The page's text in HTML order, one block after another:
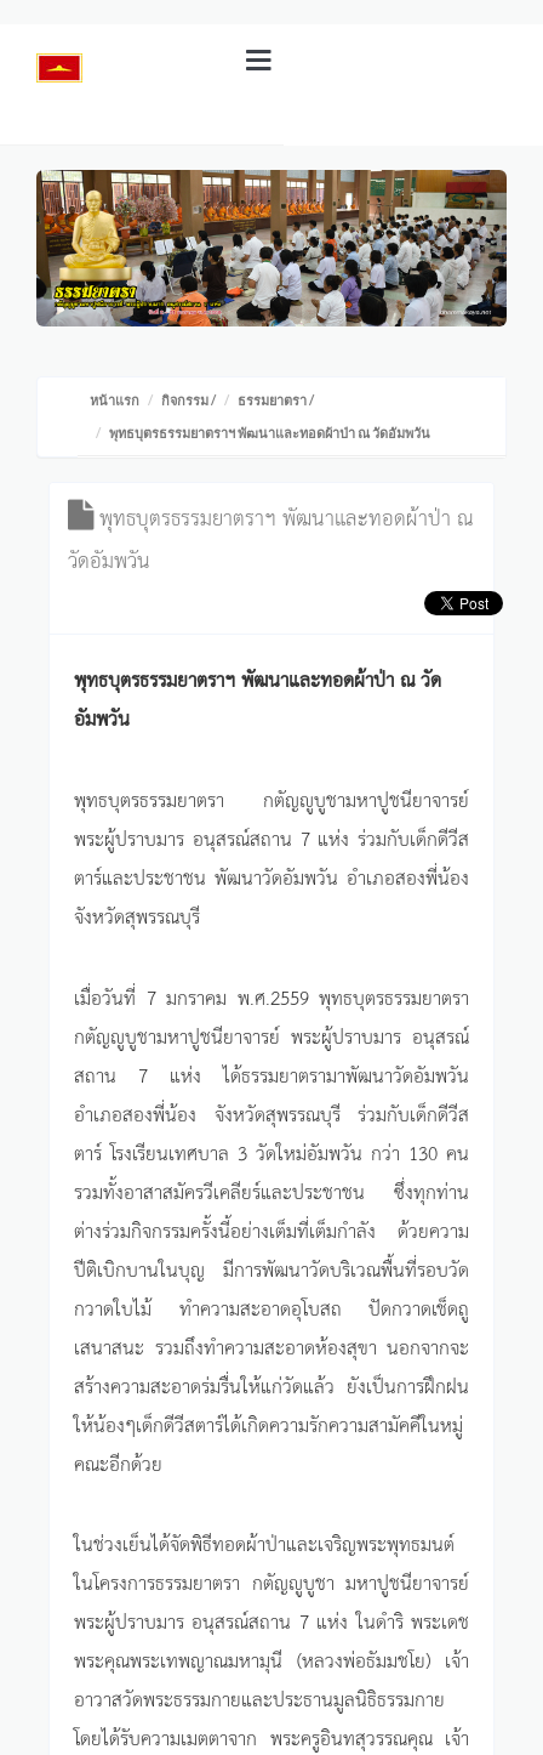
หน้าแรก กิจกรรม/ ธรรมยาตรา/
พุทธบุตรธรรมยาตราฯ พัฒนาและทอดผ้าป่า ณ วัดอัมพวัน
พุทธบุตรธรรมยาตราฯ พัฒนาและทอดผ้าป่า ณ
วัดอัมพวัน
พุทธบุตรธรรมยาตราฯ พัฒนาและทอดผ้าป่า ณ วัด
อัมพวัน
พุทธบุตรธรรมยาตรา กตัญญูบูชามหาปูชนียาจารย์
พระผู้ปราบมาร อนุสรณ์สถาน 7 แห่ง ร่วมกับเด็กดีวีส
ตาร์และประชาชน พัฒนาวัดอัมพวัน อำเภอสองพี่น้อง
จังหวัดสุพรรณบุรี
เมื่อวันที่ 7 มกราคม พ.ศ.2559 พุทธบุตรธรรมยาตรา
กตัญญูบูชามหาปูชนียาจารย์ พระผู้ปราบมาร อนุสรณ์
สถาน 7 แห่ง ได้ธรรมยาตรามาพัฒนาวัดอัมพวัน
อำเภอสองพี่น้อง จังหวัดสุพรรณบุรี ร่วมกับเด็กดีวีส
ตาร์ โรงเรียนเทศบาล 3 วัดใหม่อัมพวัน กว่า 130 คน
รวมทั้งอาสาสมัครวีเคลียร์และประชาชน ซึ่งทุกท่าน
ต่างร่วมกิจกรรมครั้งนี้อย่างเต็มที่เต็มกำลัง ด้วยความ
ปีติเบิกบานในบุญ มีการพัฒนาวัดบริเวณพื้นที่รอบวัด
กวาดใบไม้ ทำความสะอาดอุโบสถ ปัดกวาดเช็ดถู
เสนาสนะ รวมถึงทำความสะอาดห้องสุขา นอกจากจะ
สร้างความสะอาดร่มรื่นให้แก่วัดแล้ว ยังเป็นการฝึกฝน
ให้น้องๆเด็กดีวีสตาร์ได้เกิดความรักความสามัคคีในหมู่
คณะอีกด้วย
ในช่วงเย็นได้จัดพิธีทอดผ้าป่าและเจริญพระพุทธมนต์
ในโครงการธรรมยาตรา กตัญญูบูชา มหาปูชนียาจารย์
พระผู้ปราบมาร อนุสรณ์สถาน 7 แห่ง ในดำริ พระเดช
พระคุณพระเทพญาณมหามุนี (หลวงพ่อธัมมชโย) เจ้า
อาวาสวัดพระธรรมกายและประธานมูลนิธิธรรมกาย
โดยได้รับความเมตตาจาก พระครูอินทสุวรรณคุณ เจ้า